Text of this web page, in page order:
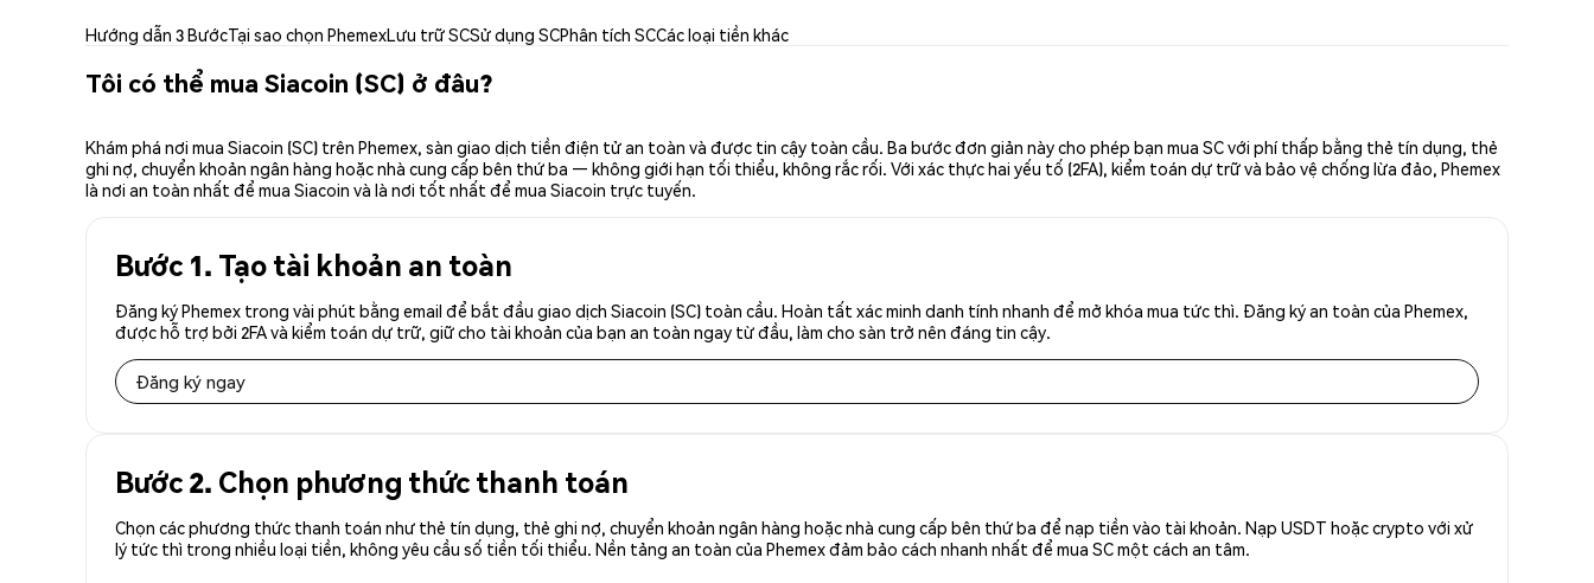
Hướng dẫn 3 BướcTại sao chọn PhemexLưu trữ SCSử dụng SCPhân tích SCCác loại tiền khác
Tôi có thể mua Siacoin (SC) ở đâu?
Khám phá nơi mua Siacoin (SC) trên Phemex, sàn giao dịch tiền điện tử an toàn và được tin cậy toàn cầu. Ba bước đơn giản này cho phép bạn mua SC với phí thấp bằng thẻ tín dụng, thẻ
ghi nợ, chuyển khoản ngân hàng hoặc nhà cung cấp bên thứ ba — không giới hạn tối thiểu, không rắc rối. Với xác thực hai yếu tố (2FA), kiểm toán dự trữ và bảo vệ chống lừa đảo, Phemex
là nơi an toàn nhất để mua Siacoin và là nơi tốt nhất để mua Siacoin trực tuyến.
Bước 1. Tạo tài khoản an toàn
Đăng ký Phemex trong vài phút bằng email để bắt đầu giao dịch Siacoin (SC) toàn cầu. Hoàn tất xác minh danh tính nhanh để mở khóa mua tức thì. Đăng ký an toàn của Phemex,
được hỗ trợ bởi 2FA và kiểm toán dự trữ, giữ cho tài khoản của bạn an toàn ngay từ đầu, làm cho sàn trở nên đáng tin cậy.
Đăng ký ngay
Bước 2. Chọn phương thức thanh toán
Chọn các phương thức thanh toán như thẻ tín dụng, thẻ ghi nợ, chuyển khoản ngân hàng hoặc nhà cung cấp bên thứ ba để nạp tiền vào tài khoản. Nạp USDT hoặc crypto với xử
lý tức thì trong nhiều loại tiền, không yêu cầu số tiền tối thiểu. Nền tảng an toàn của Phemex đảm bảo cách nhanh nhất để mua SC một cách an tâm.